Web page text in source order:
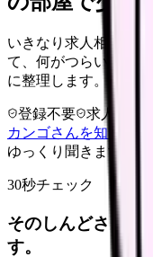
いきなり求人相談に
て、何がつらいのか
に整理します。
登録不要 求人押し
カンゴさんを知ってか
ゆっくり聞きます
30秒チェック
そのしんどさ、転
す。